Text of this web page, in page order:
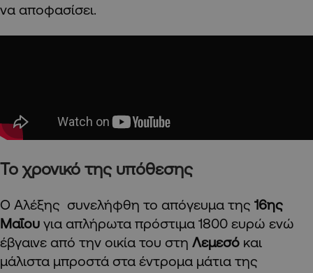
να αποφασίσει.
Το χρονικό της υπόθεσης
Ο Αλέξης συνελήφθη το απόγευμα της 16ης
Μαΐου για απλήρωτα πρόστιμα 1800 ευρώ ενώ
έβγαινε από την οικία του στη Λεμεσό και
μάλιστα μπροστά στα έντρομα μάτια της